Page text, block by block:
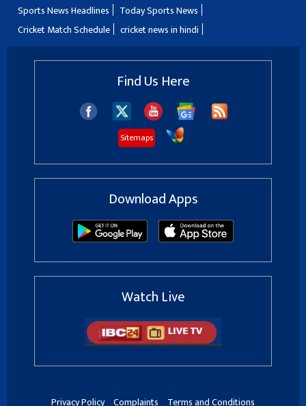
Sports News Headlines
Today Sports News
Cricket Match Schedule
cricket news in hindi
Find Us Here
Sitemaps
Download Apps
Watch Live
Privacy Policy Complaints Terms and Conditions